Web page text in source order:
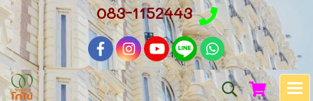
083-1152443